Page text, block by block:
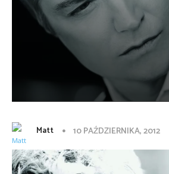
Matt 10 PAŹDZIERNIKA, 2012